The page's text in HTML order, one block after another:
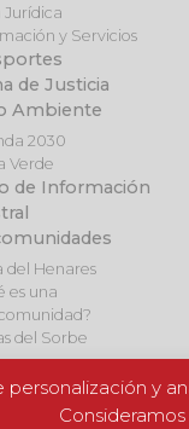
Jurídica
y Servicios
de Justicia
Ambiente
2030
Verde
de Información
del Henares
es una
del Sorbe
y